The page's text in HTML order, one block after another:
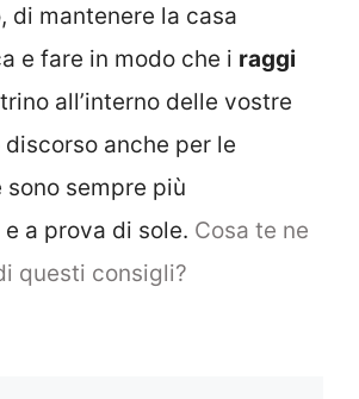
di mantenere la casa
e fare in modo che i raggi
all’interno delle vostre
discorso anche per le
sono sempre più
a prova di sole. Cosa te ne
questi consigli?